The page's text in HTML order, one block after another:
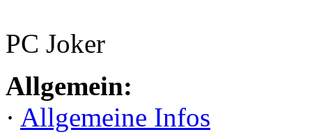
PC Joker
Allgemein:
· Allgemeine Infos